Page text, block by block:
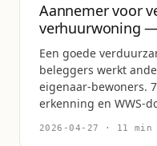
Aannemer voor
verhuurwoning
Een goede
beleggers werkt
eigenaar-bewoners.
erkenning en WWS-
2026-04-27 · 11 min